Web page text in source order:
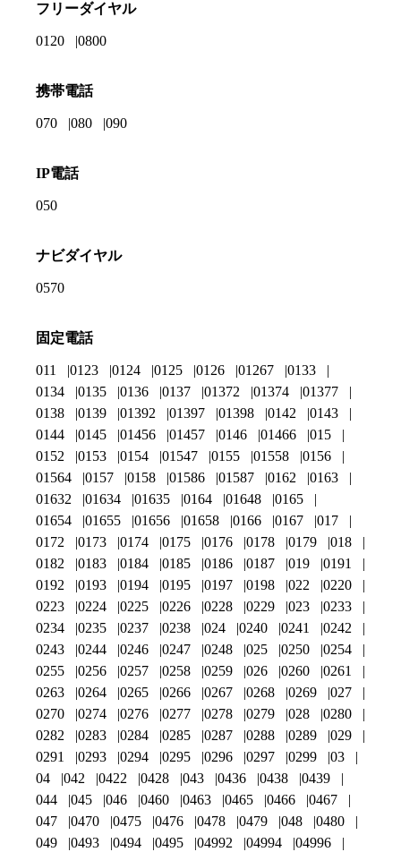
フリーダイヤル
0120 0800
携帯電話
070 080 090
IP電話
050
ナビダイヤル
0570
固定電話
011 0123 0124 0125 0126 01267
0133
0134
0135 0136 0137 01372 01374
01377
0138
0139 01392 01397 01398 0142
0143
0144
0145 01456 01457 0146 01466
015
0152
0153 0154 01547 0155 01558
0156
01564
0157 0158 01586 01587 0162
0163
01632
01634 01635 0164 01648
0165
01654
01655 01656 01658 0166 0167
017
0172
0173 0174 0175 0176 0178 0179
018
0182
0183 0184 0185 0186 0187 019
0191
0192
0193 0194 0195 0197 0198 022
0220
0223
0224 0225 0226 0228 0229 023
0233
0234
0235 0237 0238 024 0240 0241
0242
0243
0244 0246 0247 0248 025 0250
0254
0255
0256 0257 0258 0259 026 0260
0261
0263
0264 0265 0266 0267 0268 0269
027
0270
0274 0276 0277 0278 0279 028
0280
0282
0283 0284 0285 0287 0288 0289
029
0291
0293 0294 0295 0296 0297 0299
03
04
042 0422 0428 043 0436 0438
0439
044
045 046 0460 0463 0465 0466
0467
047
0470 0475 0476 0478 0479 048
0480
049
0493 0494 0495 04992 04994 04996